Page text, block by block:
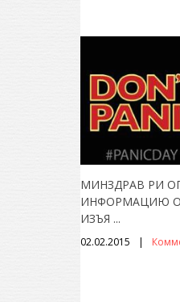
МИНЗДРАВ РИ
ИНФОРМАЦИЮ О
ИЗЪЯ ...
02.02.2015